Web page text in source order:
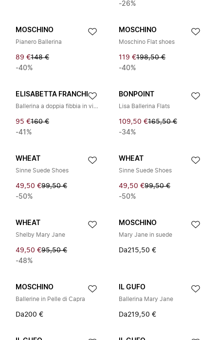
-26%
MOSCHINO
Pianero Ballerina
89 €148 €
-40%
MOSCHINO
Moschino Flat shoes
119 €198,50 €
-40%
ELISABETTA FRANCHI
Ballerina a doppia fibbia in vitello verniciato
95 €160 €
-41%
BONPOINT
Lisa Ballerina Flats
109,50 €165,50 €
-34%
WHEAT
Sinne Suede Shoes
49,50 €99,50 €
-50%
WHEAT
Sinne Suede Shoes
49,50 €99,50 €
-50%
WHEAT
Shelby Mary Jane
49,50 €95,50 €
-48%
MOSCHINO
Mary Jane in suede
Da215,50 €
MOSCHINO
Ballerine in Pelle di Capra
Da200 €
IL GUFO
Ballerina Mary Jane
Da219,50 €